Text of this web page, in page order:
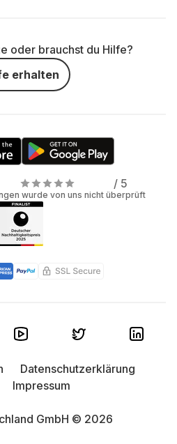
oder brauchst du Hilfe?
erhalten
/ 5
wurde von uns nicht überprüft
GmbH © 2026
Datenschutzerklärung
Impressum